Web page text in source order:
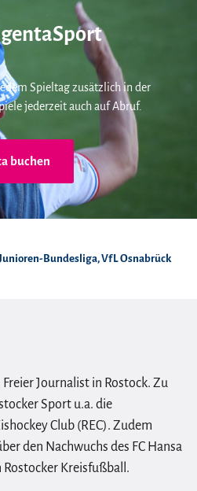
Spieltag zusätzlich in der
jederzeit auch auf Abruf.
buchen
Bundesliga,VfL Osnabrück
Journalist in Rostock. Zu
Sport u.a. die
Club (REC). Zudem
den Nachwuchs des FC Hansa
Rostocker Kreisfußball.